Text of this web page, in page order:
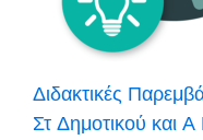
Διδακτικές
Στ Δημοτικού και